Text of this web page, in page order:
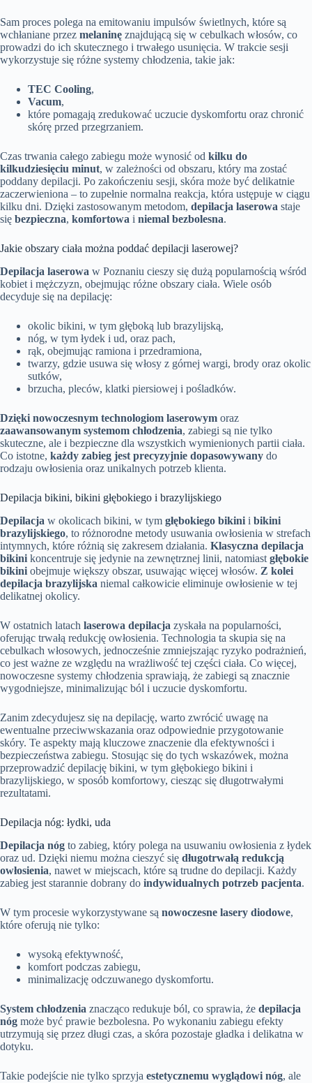
Sam proces polega na emitowaniu impulsów świetlnych, które są
wchłaniane przez melaninę znajdującą się w cebulkach włosów, co
prowadzi do ich skutecznego i trwałego usunięcia. W trakcie sesji
wykorzystuje się różne systemy chłodzenia, takie jak:
TEC Cooling,
Vacum,
które pomagają zredukować uczucie dyskomfortu oraz chronić
skórę przed przegrzaniem.
Czas trwania całego zabiegu może wynosić od kilku do
kilkudziesięciu minut, w zależności od obszaru, który ma zostać
poddany depilacji. Po zakończeniu sesji, skóra może być delikatnie
zaczerwieniona – to zupełnie normalna reakcja, która ustępuje w ciągu
kilku dni. Dzięki zastosowanym metodom, depilacja laserowa staje
się bezpieczna, komfortowa i niemal bezbolesna.
Jakie obszary ciała można poddać depilacji laserowej?
Depilacja laserowa w Poznaniu cieszy się dużą popularnością wśród
kobiet i mężczyzn, obejmując różne obszary ciała. Wiele osób
decyduje się na depilację:
okolic bikini, w tym głęboką lub brazylijską,
nóg, w tym łydek i ud, oraz pach,
rąk, obejmując ramiona i przedramiona,
twarzy, gdzie usuwa się włosy z górnej wargi, brody oraz okolic
sutków,
brzucha, pleców, klatki piersiowej i pośladków.
Dzięki nowoczesnym technologiom laserowym oraz
zaawansowanym systemom chłodzenia, zabiegi są nie tylko
skuteczne, ale i bezpieczne dla wszystkich wymienionych partii ciała.
Co istotne, każdy zabieg jest precyzyjnie dopasowywany do
rodzaju owłosienia oraz unikalnych potrzeb klienta.
Depilacja bikini, bikini głębokiego i brazylijskiego
Depilacja w okolicach bikini, w tym głębokiego bikini i bikini
brazylijskiego, to różnorodne metody usuwania owłosienia w strefach
intymnych, które różnią się zakresem działania. Klasyczna depilacja
bikini koncentruje się jedynie na zewnętrznej linii, natomiast głębokie
bikini obejmuje większy obszar, usuwając więcej włosów. Z kolei
depilacja brazylijska niemal całkowicie eliminuje owłosienie w tej
delikatnej okolicy.
W ostatnich latach laserowa depilacja zyskała na popularności,
oferując trwałą redukcję owłosienia. Technologia ta skupia się na
cebulkach włosowych, jednocześnie zmniejszając ryzyko podrażnień,
co jest ważne ze względu na wrażliwość tej części ciała. Co więcej,
nowoczesne systemy chłodzenia sprawiają, że zabiegi są znacznie
wygodniejsze, minimalizując ból i uczucie dyskomfortu.
Zanim zdecydujesz się na depilację, warto zwrócić uwagę na
ewentualne przeciwwskazania oraz odpowiednie przygotowanie
skóry. Te aspekty mają kluczowe znaczenie dla efektywności i
bezpieczeństwa zabiegu. Stosując się do tych wskazówek, można
przeprowadzić depilację bikini, w tym głębokiego bikini i
brazylijskiego, w sposób komfortowy, ciesząc się długotrwałymi
rezultatami.
Depilacja nóg: łydki, uda
Depilacja nóg to zabieg, który polega na usuwaniu owłosienia z łydek
oraz ud. Dzięki niemu można cieszyć się długotrwałą redukcją
owłosienia, nawet w miejscach, które są trudne do depilacji. Każdy
zabieg jest starannie dobrany do indywidualnych potrzeb pacjenta.
W tym procesie wykorzystywane są nowoczesne lasery diodowe,
które oferują nie tylko:
wysoką efektywność,
komfort podczas zabiegu,
minimalizację odczuwanego dyskomfortu.
System chłodzenia znacząco redukuje ból, co sprawia, że depilacja
nóg może być prawie bezbolesna. Po wykonaniu zabiegu efekty
utrzymują się przez długi czas, a skóra pozostaje gładka i delikatna w
dotyku.
Takie podejście nie tylko sprzyja estetycznemu wyglądowi nóg, ale